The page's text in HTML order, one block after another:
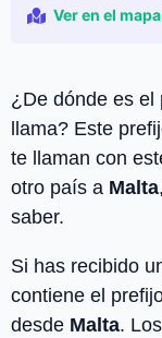
Ver en el mapa
¿De dónde es el
llama? Este
te llaman con
otro país a Malta
saber.
Si has recibido
contiene el
desde Malta.